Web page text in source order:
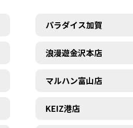
パラダイス加賀
浪漫遊金沢本店
マルハン富山店
KEIZ港店